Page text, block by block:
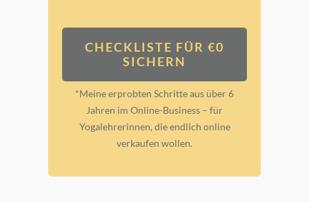
CHECKLISTE FÜR €0
SICHERN
*Meine erprobten Schritte aus über 6
Jahren im Online-Business – für
Yogalehrerinnen, die endlich online
verkaufen wollen.